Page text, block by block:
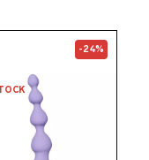
2 page
Go to the
-24%